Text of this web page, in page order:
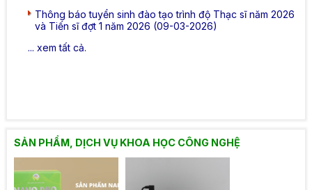
Thông báo tuyển sinh đào tạo trình độ Thạc sĩ năm 2026
và Tiến sĩ đợt 1 năm 2026 (09-03-2026)
... xem tất cả.
SẢN PHẨM, DỊCH VỤ KHOA HỌC CÔNG NGHỆ